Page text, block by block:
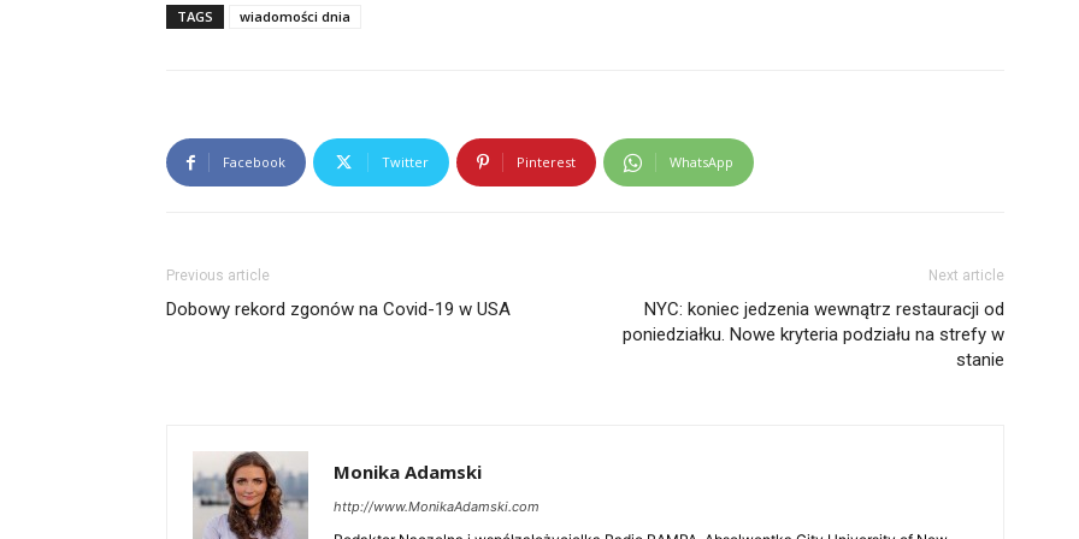
TAGS wiadomości dnia
Facebook Twitter Pinterest WhatsApp
Previous article
Dobowy rekord zgonów na Covid-19 w USA
Next article
NYC: koniec jedzenia wewnątrz restauracji od
poniedziałku. Nowe kryteria podziału na strefy w
stanie
Monika Adamski
http://www.MonikaAdamski.com